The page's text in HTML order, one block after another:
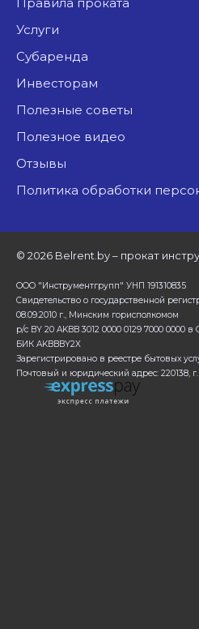
Услуги
Субаренда
Инвесторам
Полезные советы
Полезное видео
Отзывы
Политика обработки
© 2026 Belrent.by – прокат
ООО "Инструментгрупп" УНП 191310835
Свидетельство о государственной
08.09.2010 г., Минским горисполкомом
р/с BY 20 AKBB 3012 0000 0129 7000 0000
БИК AKBBBY2X
Зарегистрировано в реестре бытовых
Почтовый и юридический адрес: 220138,